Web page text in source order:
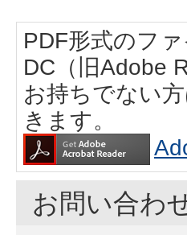
PDF形式のフ
DC（旧Adobe
お持ちでない
きます。
お問い合わ